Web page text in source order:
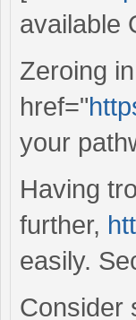
available
Zeroing
href="
your
Having
further,
easily.
Consider